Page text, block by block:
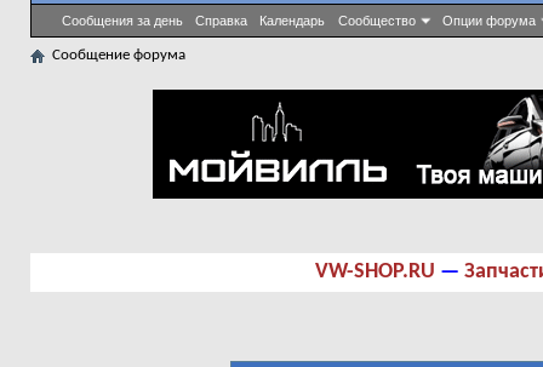
Сообщения за день Справка Календарь Сообщество Опции форума
Сообщение форума
VW-SHOP.RU —